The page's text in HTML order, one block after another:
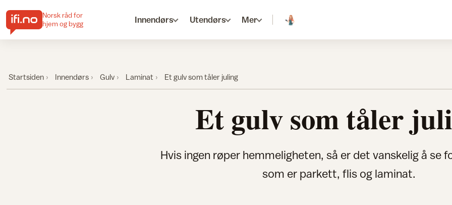
Norsk råd for
hjem og bygg
Innendørs Utendørs Mer
Startsiden Innendørs Gulv Laminat Et gulv som tåler juling
Et gulv som tåler
Hvis ingen røper hemmeligheten, så er det vanskelig å se
som er parkett, flis og laminat.